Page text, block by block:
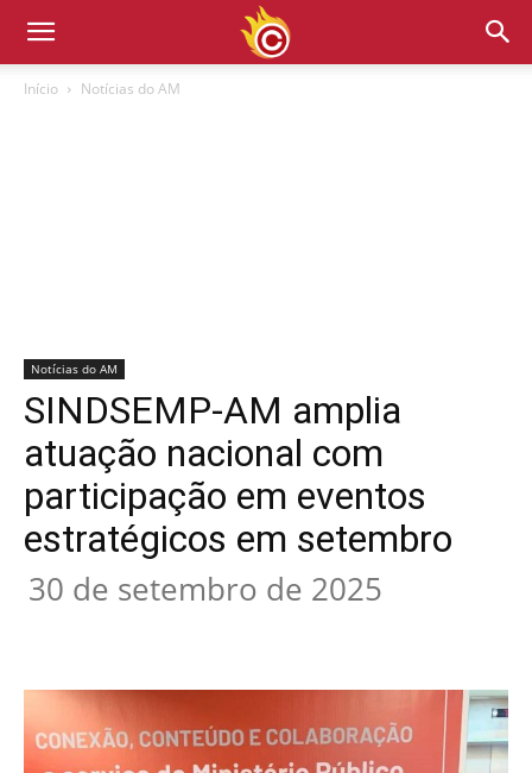
Início Notícias do AM
Notícias do AM
SINDSEMP-AM amplia
atuação nacional com
participação em eventos
estratégicos em setembro
30 de setembro de 2025